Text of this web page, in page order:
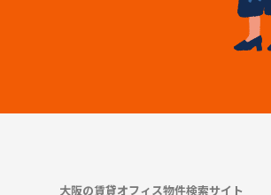
大阪の賃貸オフィス物件検索サイト